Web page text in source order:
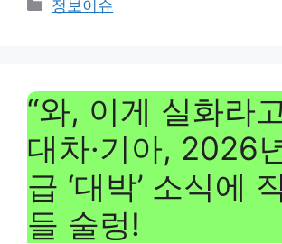
정보이슈
“와, 이게 실화라
대차·기아, 2026
급 ‘대박’ 소식에
들 술렁!